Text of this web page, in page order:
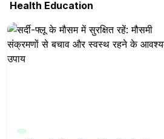
Health Education